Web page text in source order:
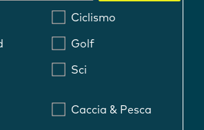
Ciclismo
Golf
Sci
Caccia & Pesca